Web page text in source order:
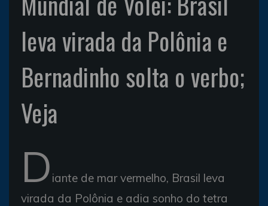
leva virada da Polônia e
Bernadinho solta o verbo;
Veja
D iante de mar vermelho, Brasil leva
virada da Polônia e adia sonho do tetra